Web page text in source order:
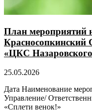
План мероприятий
«ЦКС
25.05.2026
Дата Наименование
Управление/
«Сплети венок!»